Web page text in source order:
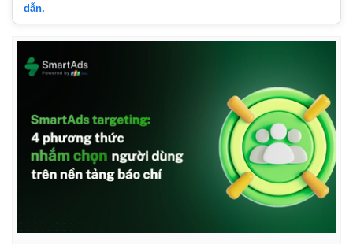
dẫn.